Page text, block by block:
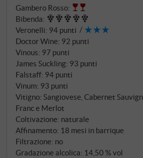
finezza eccezionale, anche se il
afferma lentamente. Finisce lungo
tannini dolci e aromi balsamici di
finezza e il suo equilibrio sono già
giovane età, e il meglio arriverà
anno. SUPERIORE.DE
Gambero Rosso:
Bibenda:
Veronelli: 94 punti
Doctor Wine: 92 punti
Vinous: 97 punti
James Suckling: 93 punti
Falstaff: 94 punti
Vinum: 93 punti
Vitigno: Sangiovese, Cabernet
Franc e Merlot
Coltivazione: naturale
Affinamento: 18 mesi in barrique
Filtrazione: no
Gradazione alcolica: 14,50 % vol